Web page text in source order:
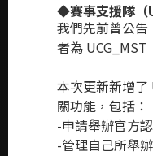
◆賽事支援隊（
我們先前曾公
者為 UCG_MST
本次更新新增了
關功能，包括：
-申請舉辦官方
-管理自己所舉